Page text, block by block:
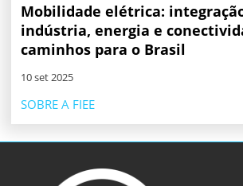
Mobilidade elétrica:
indústria, energia e
caminhos para o Brasil
10 set 2025
SOBRE A FIEE